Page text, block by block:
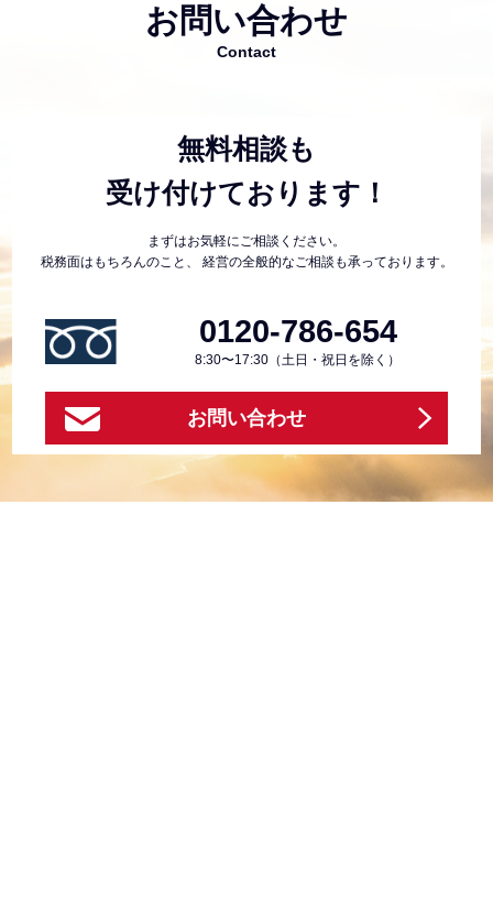
お問い合わせ
Contact
無料相談も
受け付けております！
まずはお気軽にご相談ください。
税務面はもちろんのこと、
経営の全般的なご相談も承っております。
0120-786-654
8:30〜17:30（土日・祝日を除く）
お問い合わせ